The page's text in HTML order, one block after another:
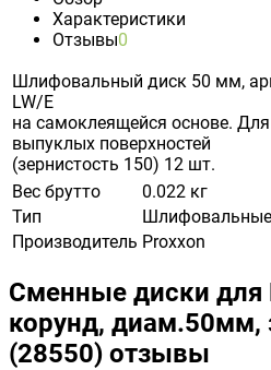
Характеристики
Отзывы0
Шлифовальный диск 50 мм,
LW/E
на самоклеящейся основе.
выпуклых поверхностей
(зернистость 150) 12 шт.
Вес брутто
0.022 кг
Тип
Производитель Proxxon
Сменные диски для
корунд, диам.50мм,
(28550) отзывы